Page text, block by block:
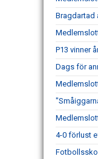
Bragdartad
P13 vinner
Dags för
4-0 förlust